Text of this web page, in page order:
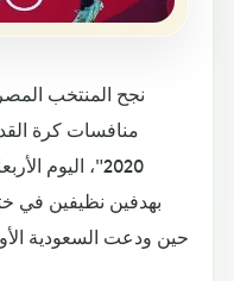
نجح المنتخب
منافسات كرة
2020"، اليوم
بهدفين نظيفين في